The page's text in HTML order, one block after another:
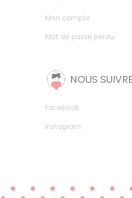
Mon compte
Mot de passe perdu
NOUS
Facebook
Instagram